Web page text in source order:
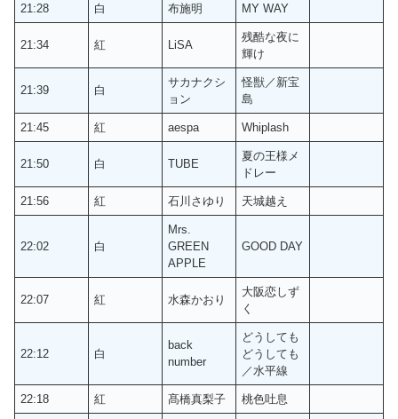
21:28 白 布施明 MY WAY
21:34 紅 LiSA
残酷な夜に
輝け
21:39 白
サカナクシ
ョン
怪獣／新宝
島
21:45 紅 aespa Whiplash
21:50 白 TUBE
夏の王様メ
ドレー
21:56 紅 石川さゆり 天城越え
22:02 白
Mrs.
GREEN
APPLE
GOOD DAY
22:07 紅 水森かおり
大阪恋しず
く
22:12 白
back
number
どうしても
どうしても
／水平線
22:18 紅 髙橋真梨子 桃色吐息